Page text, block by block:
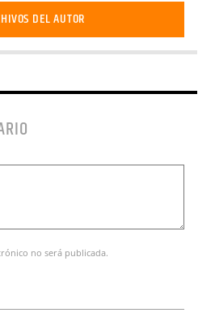
DEL AUTOR
no será publicada.